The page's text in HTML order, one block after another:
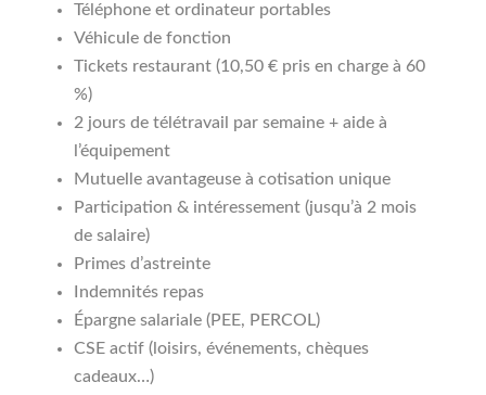
Téléphone et ordinateur portables
Véhicule de fonction
Tickets restaurant (10,50 € pris en charge à 60
%)
2 jours de télétravail par semaine + aide à
l’équipement
Mutuelle avantageuse à cotisation unique
Participation & intéressement (jusqu’à 2 mois
de salaire)
Primes d’astreinte
Indemnités repas
Épargne salariale (PEE, PERCOL)
CSE actif (loisirs, événements, chèques
cadeaux…)